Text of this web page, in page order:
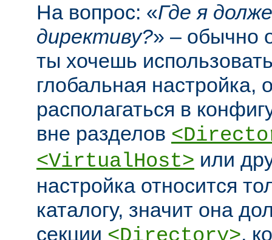
На вопрос: «Где я
директиву?» – обычно
ты хочешь
глобальная настройка,
располагаться в
вне разделов
<VirtualHost> или
настройка относится
каталогу, значит она
секции
,